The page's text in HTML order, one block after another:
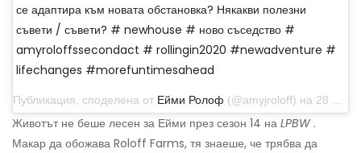
се адаптира към новата обстановка? Някакви полезни
съвети / съвети? # newhouse # ново съседство #
amyroloffssecondact # rollingin2020 #newadventure #
lifechanges #morefuntimesahead
Публикация, споделена от Ейми Ролоф (@amyjroloff) на 28 декември 2019 г. в 9:48 ч. PST
Животът не беше лесен за Ейми през сезон 14 на LPBW .
Макар да обожава Roloff Farms, тя знаеше, че трябва да